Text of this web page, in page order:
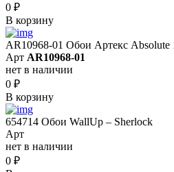
0 ₽
В корзину
AR10968-01 Обои Артекс Absolute
Арт AR10968-01
нет в наличии
0 ₽
В корзину
654714 Обои WallUp – Sherlock
Арт
нет в наличии
0 ₽